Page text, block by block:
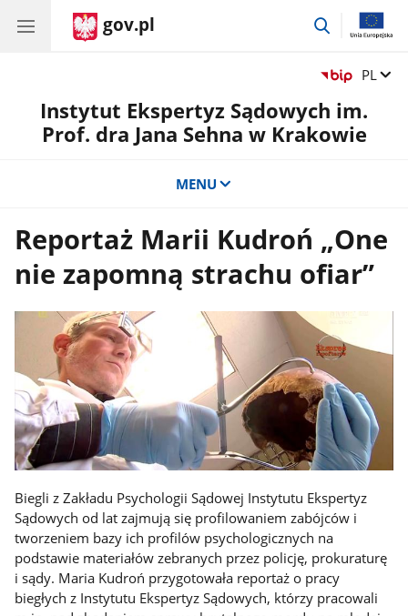
gov.pl
przejdź
Zmień
PL
Instytut Ekspertyz Sądowych im.
Prof. dra Jana Sehna w Krakowie
MENU
Reportaż Marii Kudroń „One
nie zapomną strachu ofiar”
Biegli z Zakładu Psychologii Sądowej Instytutu Ekspertyz
Sądowych od lat zajmują się profilowaniem zabójców i
tworzeniem bazy ich profilów psychologicznych na
podstawie materiałów zebranych przez policję, prokuraturę
i sądy. ­­Maria Kudroń przygotowała reportaż o pracy
biegłych z Instytutu Ekspertyz Sądowych, którzy pracowali